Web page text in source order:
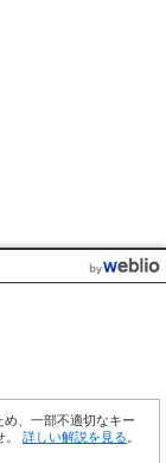
、一部不適切なキー
。 詳しい解説を見る